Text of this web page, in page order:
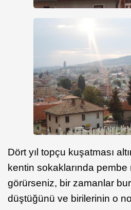
Dört yıl topçu kuşatması
kentin sokaklarında pembe
görürseniz, bir zamanlar
düştüğünü ve birilerinin o